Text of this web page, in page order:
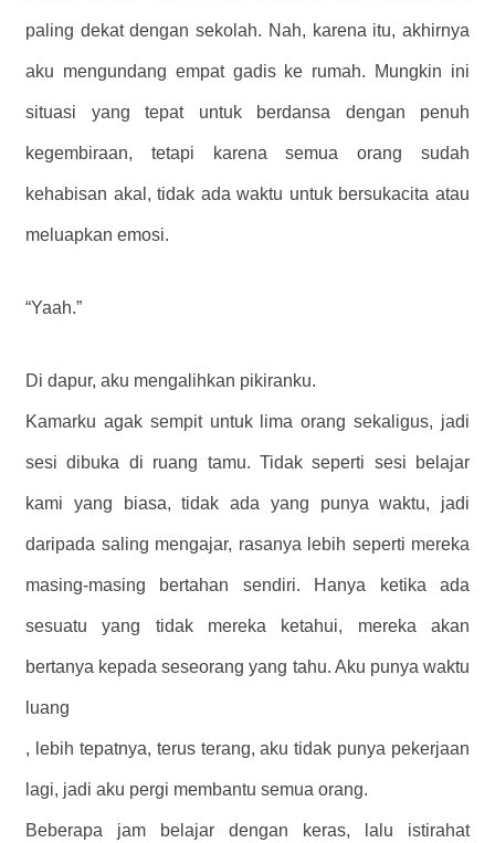
paling dekat dengan sekolah. Nah, karena itu, akhirnya
aku mengundang empat gadis ke rumah. Mungkin ini
situasi yang tepat untuk berdansa dengan penuh
kegembiraan, tetapi karena semua orang sudah
kehabisan akal, tidak ada waktu untuk bersukacita atau
meluapkan emosi.
“Yaah.”
Di dapur, aku mengalihkan pikiranku.
Kamarku agak sempit untuk lima orang sekaligus, jadi
sesi dibuka di ruang tamu. Tidak seperti sesi belajar
kami yang biasa, tidak ada yang punya waktu, jadi
daripada saling mengajar, rasanya lebih seperti mereka
masing-masing bertahan sendiri. Hanya ketika ada
sesuatu yang tidak mereka ketahui, mereka akan
bertanya kepada seseorang yang tahu. Aku punya waktu
luang
, lebih tepatnya, terus terang, aku tidak punya pekerjaan
lagi, jadi aku pergi membantu semua orang.
Beberapa jam belajar dengan keras, lalu istirahat